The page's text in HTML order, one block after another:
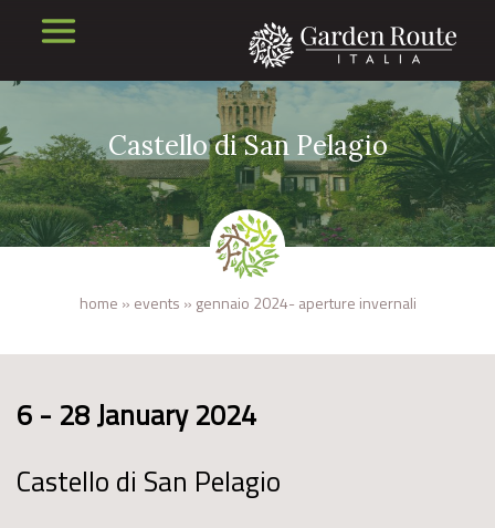
Castello di San Pelagio
home » events » gennaio 2024- aperture invernali
6 - 28 January 2024
Castello di San Pelagio